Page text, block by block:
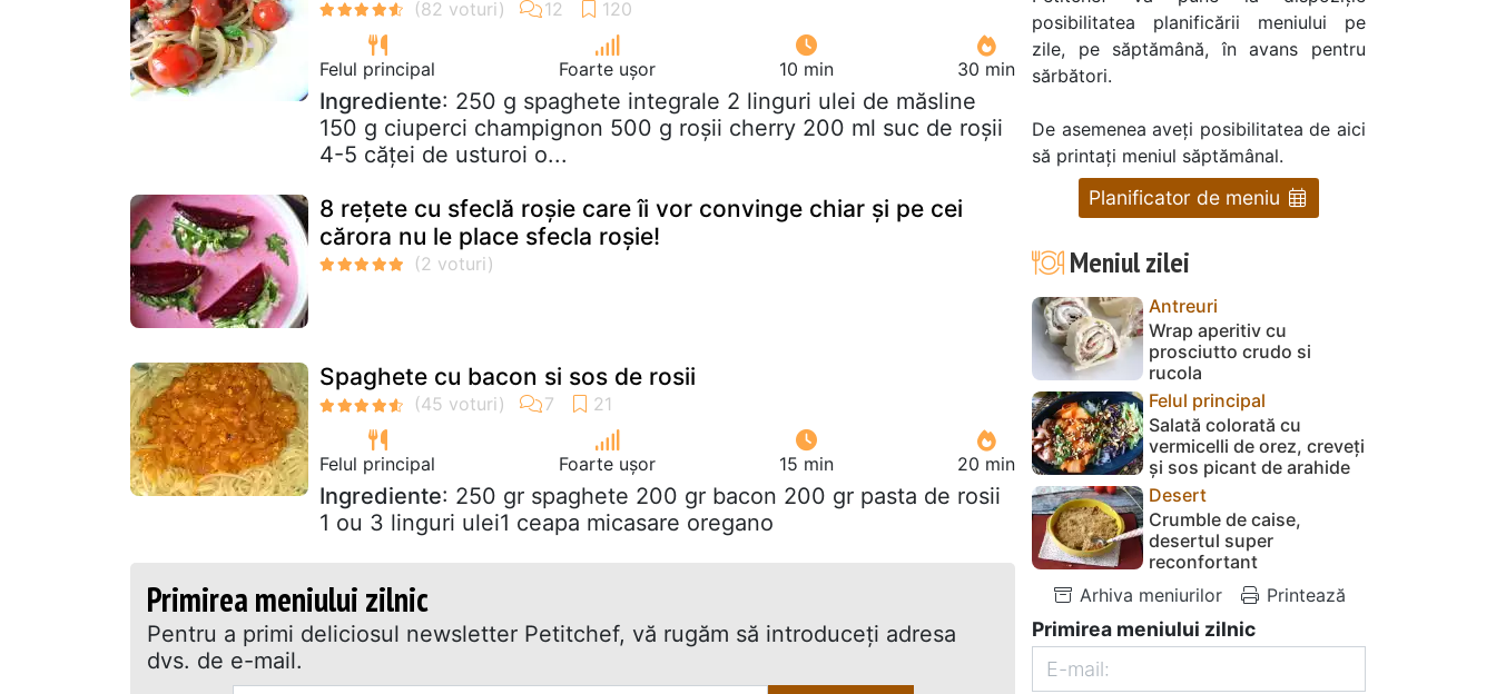
Felul principal Foarte ușor 10 min 30 min
Ingrediente: 250 g spaghete integrale 2 linguri ulei de măsline
150 g ciuperci champignon 500 g roșii cherry 200 ml suc de roșii
4-5 căței de usturoi o...
8 rețete cu sfeclă roșie care îi vor convinge chiar și pe cei
cărora nu le place sfecla roșie!
Spaghete cu bacon si sos de rosii
Felul principal Foarte ușor 15 min 20 min
Ingrediente: 250 gr spaghete 200 gr bacon 200 gr pasta de rosii
1 ou 3 linguri ulei1 ceapa micasare oregano
Primirea meniului zilnic
Pentru a primi deliciosul newsletter Petitchef, vă rugăm să introduceţi adresa
dvs. de e-mail.
posibilitatea planificării meniului pe
zile, pe săptămână, în avans pentru
sărbători.
De asemenea aveți posibilitatea de aici
să printați meniul săptămânal.
Planificator de meniu
Meniul zilei
Antreuri
Wrap aperitiv cu
prosciutto crudo si
rucola
Felul principal
Salată colorată cu
vermicelli de orez, creveți
și sos picant de arahide
Desert
Crumble de caise,
desertul super
reconfortant
Arhiva meniurilor
Printează
Primirea meniului zilnic